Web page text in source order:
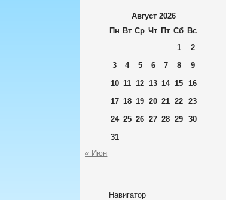
Август 2026
Пн Вт Ср Чт Пт Сб Вс
1
2
3
4 5 6 7 8
9
10 11 12 13 14 15
16
17 18 19 20 21 22
23
24 25 26 27 28 29
30
31
« Июн
Навигатор